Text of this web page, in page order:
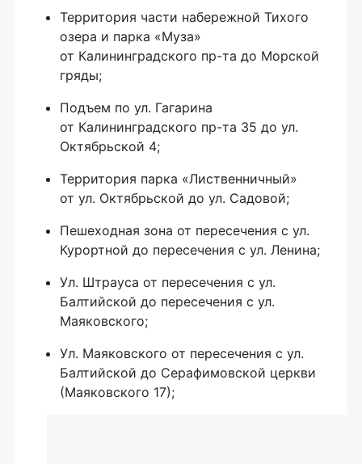
Территория части набережной Тихого
озера и парка «Муза»
от Калининградского пр-та до Морской
гряды;
Подъем по ул. Гагарина
от Калининградского пр-та 35 до ул.
Октябрьской 4;
Территория парка «Лиственничный»
от ул. Октябрьской до ул. Садовой;
Пешеходная зона от пересечения с ул.
Курортной до пересечения с ул. Ленина;
Ул. Штрауса от пересечения с ул.
Балтийской до пересечения с ул.
Маяковского;
Ул. Маяковского от пересечения с ул.
Балтийской до Серафимовской церкви
(Маяковского 17);